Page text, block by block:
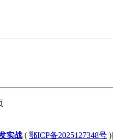
实战 ( 鄂ICP备2025127348号 )|